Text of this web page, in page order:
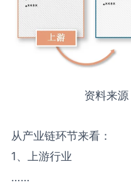
资料来
从产业链环节来看：
1、上游行业
……